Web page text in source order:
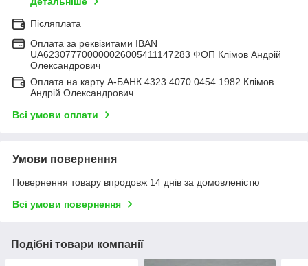
Післяплата
Оплата за реквізитами IBAN
UA623077700000026005411147283 ФОП Клімов Андрій
Олександрович
Оплата на карту А-БАНК 4323 4070 0454 1982 Клімов
Андрій Олександрович
Всі умови оплати
Умови повернення
Повернення товару впродовж 14 днів за домовленістю
Всі умови повернення
Подібні товари компанії